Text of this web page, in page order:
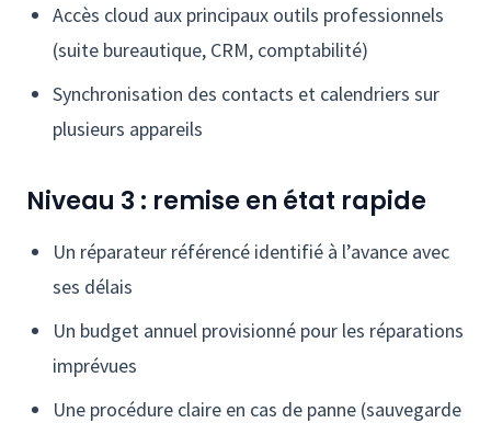
Accès cloud aux principaux outils professionnels
(suite bureautique, CRM, comptabilité)
Synchronisation des contacts et calendriers sur
plusieurs appareils
Niveau 3 : remise en état rapide
Un réparateur référencé identifié à l’avance avec
ses délais
Un budget annuel provisionné pour les réparations
imprévues
Une procédure claire en cas de panne (sauvegarde